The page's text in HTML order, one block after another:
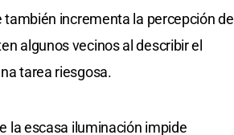
incrementa la percepción de
algunos vecinos al describir el
tarea riesgosa.
la escasa iluminación impide